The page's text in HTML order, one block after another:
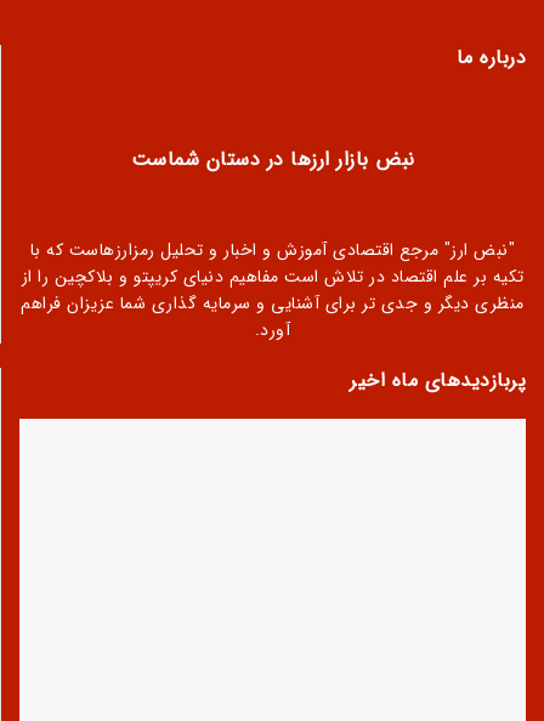
درباره ما
نبض بازار ارزها در دستان شماست
"نبض ارز" مرجع اقتصادی آموزش و اخبار و تحلیل رمزارزهاست که با
تکیه بر علم اقتصاد در تلاش است مفاهیم دنیای کریپتو و بلاکچین را از
منظری دیگر و جدی تر برای آشنایی و سرمایه گذاری شما عزیزان فراهم
آورد.
پربازدیدهای ماه اخیر